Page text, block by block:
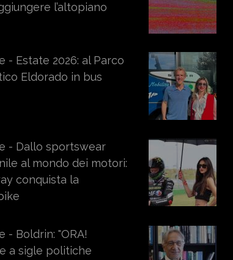
l’altopiano
- Estate 2026: al Parco
Eldorado in bus
- Dallo sportswear
al mondo dei motori:
conquista la
- Boldrin: "ORA!
a sigle politiche